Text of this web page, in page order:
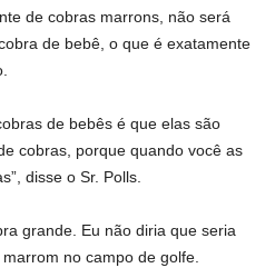
de cobras marrons, não será
de bebê, o que é exatamente
de bebês é que elas são
cobras, porque quando você as
disse o Sr. Polls.
grande. Eu não diria que seria
no campo de golfe.